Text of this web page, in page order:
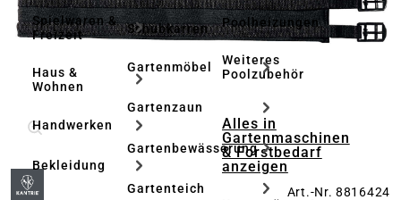
Spielwaren &
Freizeit
Haus &
Wohnen
Handwerken
Bekleidung
Schubkarren
Gartenmöbel
Gartenzaun
Gartenbewässerung
Gartenteich
Poolheizungen
Weiteres
Poolzubehör
Alles in
Gartenmaschinen
& Forstbedarf
anzeigen
Art.-Nr. 8816424